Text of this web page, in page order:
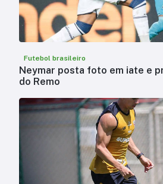
Futebol brasileiro
Neymar posta foto em iate e
do Remo